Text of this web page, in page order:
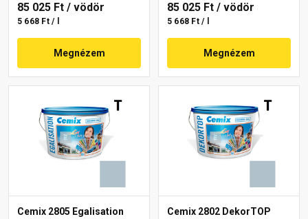
85 025 Ft / vödör
5 668 Ft / l
Megnézem
85 025 Ft / vödör
5 668 Ft / l
Megnézem
Cemix 2805 Egalisation
Cemix 2802 DekorTOP